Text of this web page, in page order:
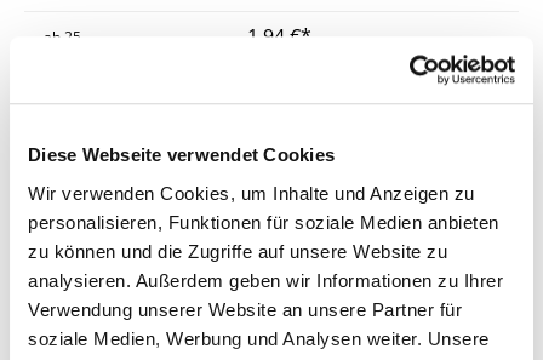
Diese Webseite verwendet Cookies
Wir verwenden Cookies, um Inhalte und Anzeigen zu
personalisieren, Funktionen für soziale Medien anbieten
zu können und die Zugriffe auf unsere Website zu
analysieren. Außerdem geben wir Informationen zu Ihrer
Verwendung unserer Website an unsere Partner für
soziale Medien, Werbung und Analysen weiter. Unsere
ab 25 1,94 €*
Preise inkl. MwSt.zzgl. Versandkosten
Nicht lieferbar
Herkunft